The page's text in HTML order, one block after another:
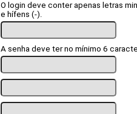
O login deve conter apenas letras
e hífens (-).
A senha deve ter no mínimo 6